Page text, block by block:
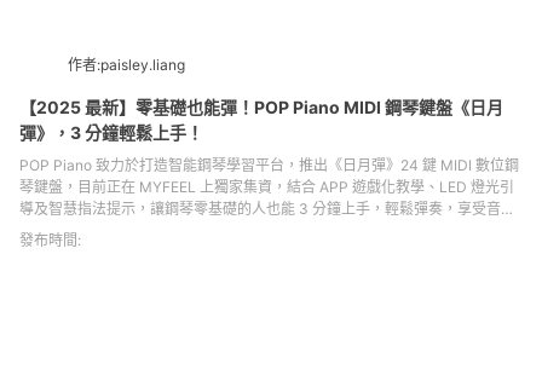
作者:paisley.liang
【2025 最新】零基礎也能彈！POP Piano MIDI 鋼琴鍵盤《日月
彈》，3 分鐘輕鬆上手！
POP Piano 致力於打造智能鋼琴學習平台，推出《日月彈》24 鍵 MIDI 數位鋼
琴鍵盤，目前正在 MYFEEL 上獨家集資，結合 APP 遊戲化教學、LED 燈光引
導及智慧指法提示，讓鋼琴零基礎的人也能 3 分鐘上手，輕鬆彈奏，享受音樂
樂趣。
發布時間: